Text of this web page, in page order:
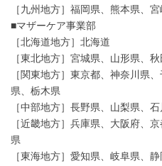
［九州地方］福岡県、熊本県、
■マザーケア事業部
［北海道地方］北海道
［東北地方］宮城県、山形県、
［関東地方］東京都、神奈川県
県、栃木県
［中部地方］長野県、山梨県、
［近畿地方］兵庫県、大阪府、
県
［東海地方］愛知県、岐阜県、